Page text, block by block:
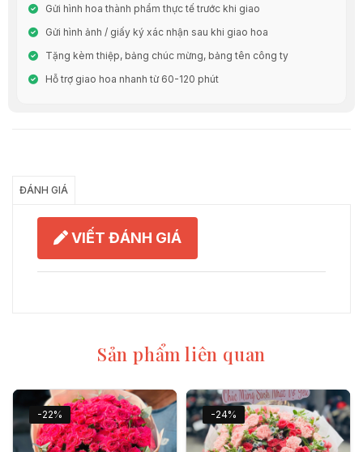
Gửi hình hoa thành phẩm thực tế trước khi giao
Gửi hình ảnh / giấy ký xác nhận sau khi giao hoa
Tặng kèm thiệp, bảng chúc mừng, bảng tên công ty
Hỗ trợ giao hoa nhanh từ 60-120 phút
ĐÁNH GIÁ
VIẾT ĐÁNH GIÁ
Sản phẩm liên quan
-22% -24%